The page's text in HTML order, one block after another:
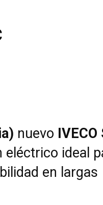
nuevo IVECO
ideal
en largas